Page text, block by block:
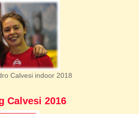
Calvesi indoor 2018
Calvesi 2016